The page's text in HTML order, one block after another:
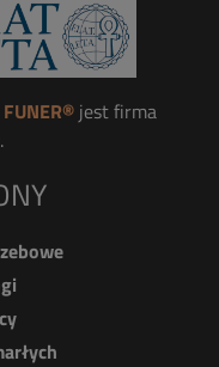
jest firma
.